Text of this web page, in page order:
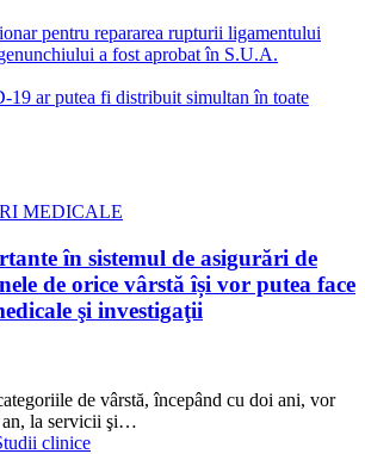
pentru repararea rupturii ligamentului
a fost aprobat în S.U.A.
ar putea fi distribuit simultan în toate
MEDICALE
în sistemul de asigurări de
de orice vârstă își vor putea face
şi investigaţii
de vârstă, începând cu doi ani, vor
an, la servicii şi…
clinice